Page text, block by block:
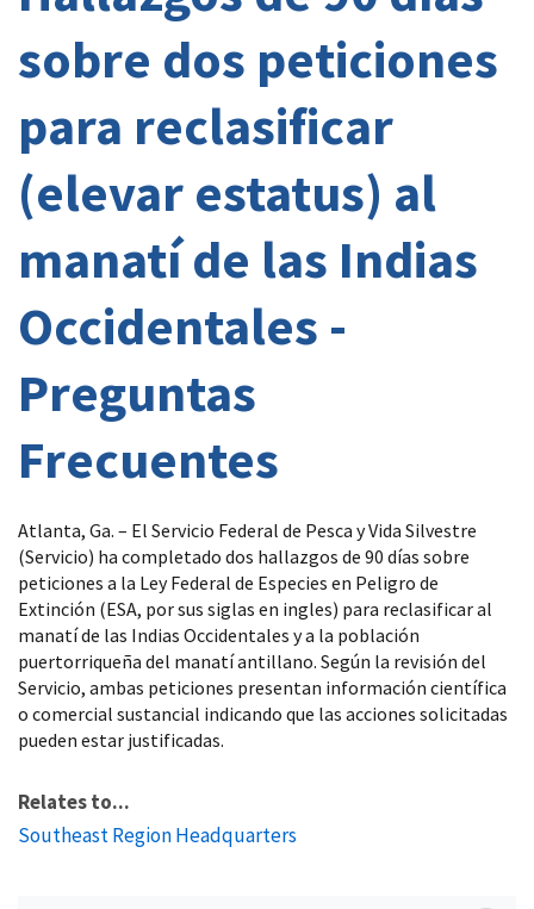
sobre dos peticiones
para reclasificar
(elevar estatus) al
manatí de las Indias
Occidentales -
Preguntas
Frecuentes
Atlanta, Ga. – El Servicio Federal de Pesca y Vida Silvestre
(Servicio) ha completado dos hallazgos de 90 días sobre
peticiones a la Ley Federal de Especies en Peligro de
Extinción (ESA, por sus siglas en ingles) para reclasificar al
manatí de las Indias Occidentales y a la población
puertorriqueña del manatí antillano. Según la revisión del
Servicio, ambas peticiones presentan información científica
o comercial sustancial indicando que las acciones solicitadas
pueden estar justificadas.
Relates to...
Southeast Region Headquarters